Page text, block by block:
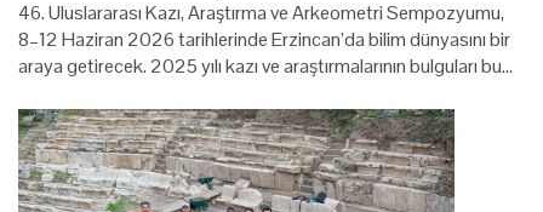
46. Uluslararası Kazı, Araştırma ve Arkeometri Sempozyumu,
8–12 Haziran 2026 tarihlerinde Erzincan’da bilim dünyasını bir
araya getirecek. 2025 yılı kazı ve araştırmalarının bulguları bu…